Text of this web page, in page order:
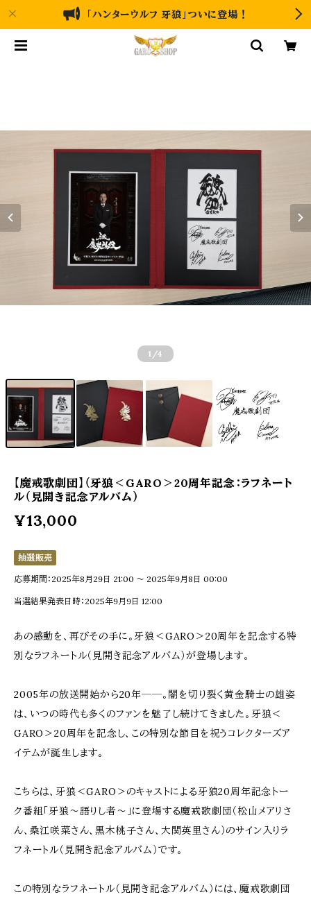
「ハンターウルフ 牙狼」ついに登場！
1 /4
【魔戒歌劇団】（牙狼＜GARO＞20周年記念：ラフネート
ル（見開き記念アルバム）
¥13,000
抽選販売
応募期間：2025年8月29日 21:00 〜 2025年9月8日 00:00
当選結果発表日時：2025年9月9日 12:00
あの感動を、再びその手に。牙狼＜GARO＞20周年を記念する特
別なラフネートル（見開き記念アルバム）が登場します。
2005年の放送開始から20年──。闇を切り裂く黄金騎士の雄姿
は、いつの時代も多くのファンを魅了し続けてきました。牙狼＜
GARO＞20周年を記念し、この特別な節目を祝うコレクターズア
イテムが誕生します。
こちらは、牙狼＜GARO＞のキャストによる牙狼20周年記念トー
ク番組「牙狼～語りし者～」に登場する魔戒歌劇団（松山メアリさ
ん、桑江咲菜さん、黒木桃子さん、大関英里さん）のサイン入りラ
フネートル（見開き記念アルバム）です。
この特別なラフネートル（見開き記念アルバム）には、魔戒歌劇団